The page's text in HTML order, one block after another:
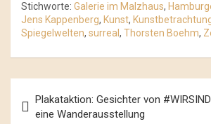
Stichworte: Galerie im Malzhaus,
Jens Kappenberg, Kunst,
Spiegelwelten, surreal, Thorsten Boehm,
Navigation
Plakataktion: Gesichter von
eine Wanderausstellung